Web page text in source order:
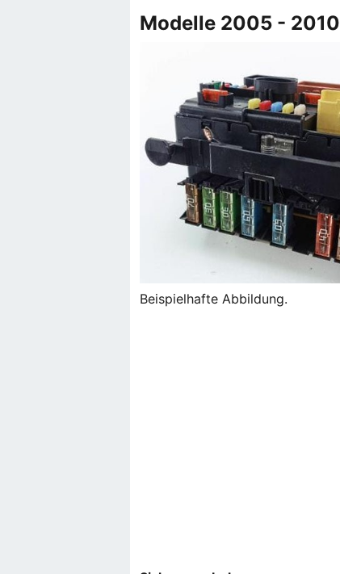
Modelle 2005 - 2010
Beispielhafte Abbildung.